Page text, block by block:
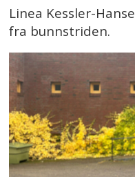
Linea Kessler-
fra bunnstriden.